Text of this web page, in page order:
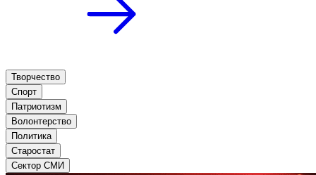
Творчество
Спорт
Патриотизм
Волонтерство
Политика
Старостат
Сектор СМИ